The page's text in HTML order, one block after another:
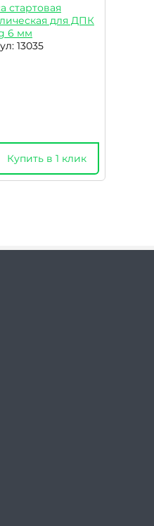
стартовая
для ДПК
6 мм
13035
Купить в 1 клик